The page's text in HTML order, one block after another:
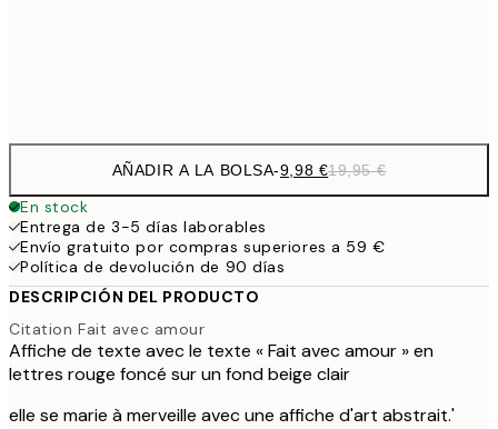
AÑADIR A LA BOLSA-9,98 €19,95 €
En stock
Entrega de 3-5 días laborables
Envío gratuito por compras superiores a 59 €
Política de devolución de 90 días
DESCRIPCIÓN DEL PRODUCTO
Citation Fait avec amour
Affiche de texte avec le texte « Fait avec amour » en
lettres rouge foncé sur un fond beige clair
elle se marie à merveille avec une affiche d'art abstrait.'